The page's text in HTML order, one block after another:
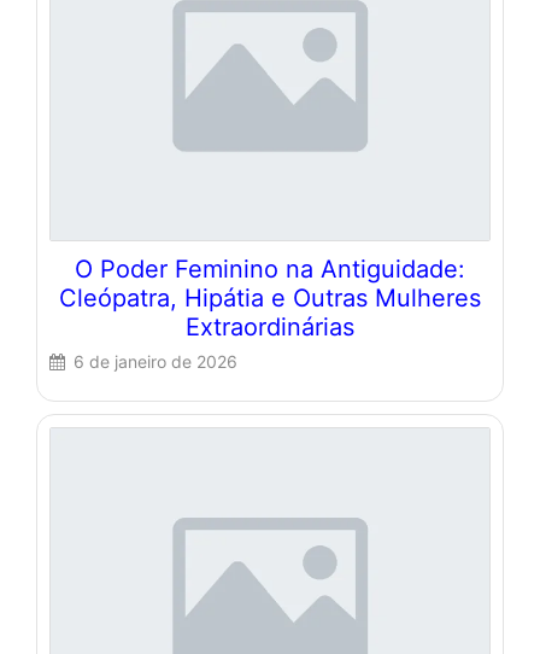
O Poder Feminino na Antiguidade:
Cleópatra, Hipátia e Outras Mulheres
Extraordinárias
6 de janeiro de 2026